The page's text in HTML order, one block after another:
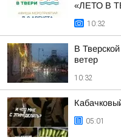
«ЛЕТО В
10:32
В
ветер
10:32
05:01